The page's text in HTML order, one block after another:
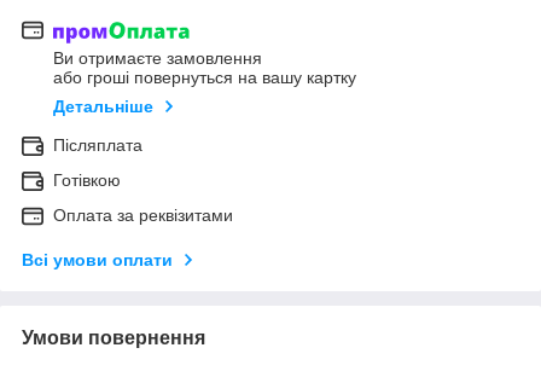
Ви отримаєте замовлення
або гроші повернуться на вашу картку
Детальніше
Післяплата
Готівкою
Оплата за реквізитами
Всі умови оплати
Умови повернення